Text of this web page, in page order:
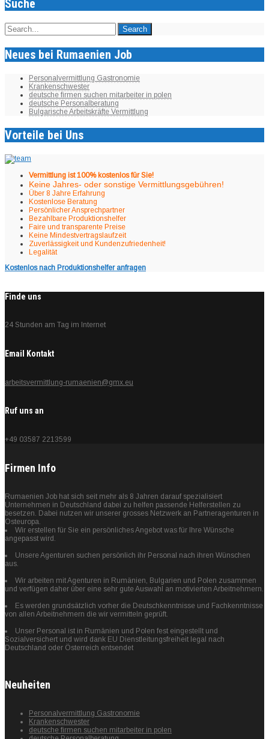
Suche
Neues bei Rumaenien Job
Personalvermittlung Gastronomie
Krankenschwester
deutsche firmen suchen mitarbeiter in polen
deutsche Personalberatung
Bulgarische Arbeitskräfte Vermittlung
Vorteile bei Uns
Vermittlung ist 100% kostenlos für Sie!
Keine Jahres- oder sonstige Vermittlungsgebühren!
Über 8 Jahre Erfahrung
Kostenlose Beratung
Persönlicher Ansprechpartner
Bezahlbare Produktionshelfer
Faire und transparente Preise
Keine Mindestvertragslaufzeit
Zuverlässigkeit und Kundenzufriedenheit!
Legalität
Kostenlos nach Produktionshelfer anfragen
Finde uns
24 Stunden am Tag im Internet
Email Kontakt
arbeitsvermittlung-rumaenien@gmx.eu
Ruf uns an
+49 03587 2213599
Firmen Info
Rumaenien Job hat sich seit mehr als 8 Jahren darauf spezialisiert
Unternehmen in Deutschland dabei zu helfen passende Helferstellen zu
besetzen. Dabei nutzen wir unserer grosses Netzwerk an Partneragenturen in
Osteuropa.
Wir erstellen für Sie ein persönliches Angebot was für Ihre Wünsche
angepasst wird.
Unsere Agenturen suchen persönlich ihr Personal nach ihren Wünschen
aus.
Wir arbeiten mit Agenturen in Rumänien, Bulgarien und Polen zusammen
und verfügen daher über eine sehr gute Auswahl an motivierten Arbeitnehmern.
Es werden grundsätzlich vorher die Deutschkenntnisse und Fachkenntnisse
von allen Arbeitnehmern die wir vermitteln geprüft.
Unser Personal ist in Rumänien und Polen fest eingestellt und
Sozialversichert und wird dank EU Dienstleitungsfreiheit legal nach
Deutschland oder Österreich entsendet
Neuheiten
Personalvermittlung Gastronomie
Krankenschwester
deutsche firmen suchen mitarbeiter in polen